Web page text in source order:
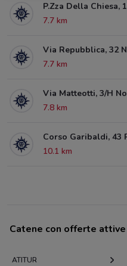
P.Zza Della Chiesa,
7.7 km
Via Repubblica, 32
7.7 km
Via Matteotti, 3/H
7.8 km
Corso Garibaldi, 43
10.1 km
Catene con offerte
ATITUR